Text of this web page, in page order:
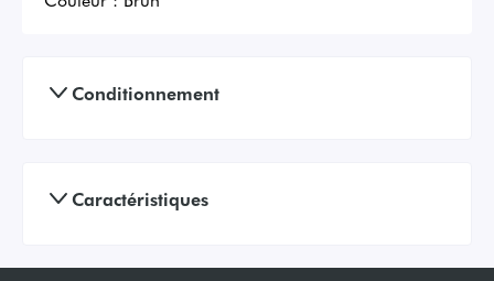
Conditionnement
Caractéristiques